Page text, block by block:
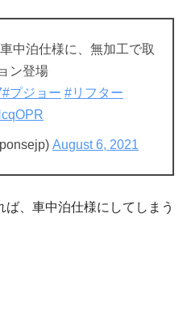
中泊仕様に、無加工で取
ン登場
#プジョー #リフター
August 6, 2021
、車中泊仕様にしてしまう